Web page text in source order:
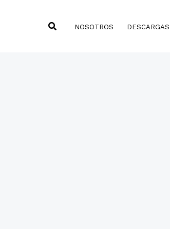
BuscarNOSOTROS DESCARGAS